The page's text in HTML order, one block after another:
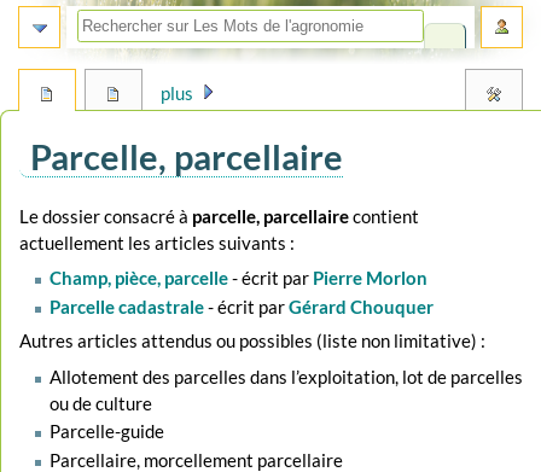
Parcelle, parcellaire
Aller
à
navigation
Aller
à
recherche
Le dossier consacré à parcelle, parcellairecontient
actuellement les articles suivants :
Champ, pièce, parcelle- écrit par Pierre Morlon
Parcelle cadastrale- écrit parGérard Chouquer
Autres articles attendus ou possibles (liste non limitative) :
Allotement des parcelles dans l’exploitation, lot de parcelles
ou de culture
Parcelle-guide
Parcellaire, morcellement parcellaire
plus